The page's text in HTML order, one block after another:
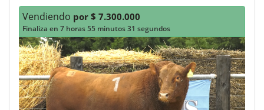
Vendiendo por $ 7.300.000
Finaliza en 7 horas 55 minutos 29 segundos